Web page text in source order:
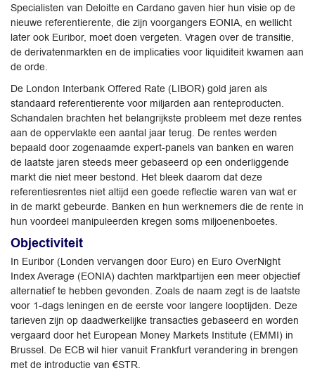
Specialisten van Deloitte en Cardano gaven hier hun visie op de
nieuwe referentierente, die zijn voorgangers EONIA, en wellicht
later ook Euribor, moet doen vergeten. Vragen over de transitie,
de derivatenmarkten en de implicaties voor liquiditeit kwamen aan
de orde.
De London Interbank Offered Rate (LIBOR) gold jaren als
standaard referentierente voor miljarden aan renteproducten.
Schandalen brachten het belangrijkste probleem met deze rentes
aan de oppervlakte een aantal jaar terug. De rentes werden
bepaald door zogenaamde expert-panels van banken en waren
de laatste jaren steeds meer gebaseerd op een onderliggende
markt die niet meer bestond. Het bleek daarom dat deze
referentiesrentes niet altijd een goede reflectie waren van wat er
in de markt gebeurde. Banken en hun werknemers die de rente in
hun voordeel manipuleerden kregen soms miljoenenboetes.
Objectiviteit
In Euribor (Londen vervangen door Euro) en Euro OverNight
Index Average (EONIA) dachten marktpartijen een meer objectief
alternatief te hebben gevonden. Zoals de naam zegt is de laatste
voor 1-dags leningen en de eerste voor langere looptijden. Deze
tarieven zijn op daadwerkelijke transacties gebaseerd en worden
vergaard door het European Money Markets Institute (EMMI) in
Brussel. De ECB wil hier vanuit Frankfurt verandering in brengen
met de introductie van €STR.